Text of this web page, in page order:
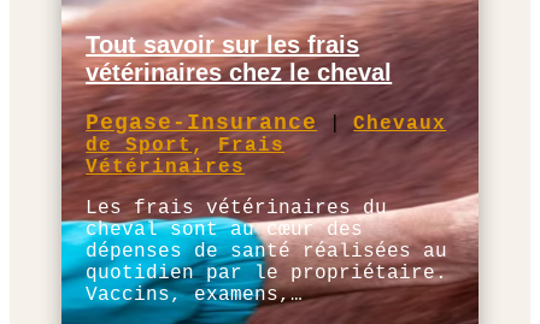
Tout savoir sur les frais
vétérinaires chez le cheval
Pegase-Insurance
Chevaux
de Sport,Frais
Vétérinaires
Les frais vétérinaires du
cheval sont au cœur des
dépenses de santé réalisées au
quotidien par le propriétaire.
Vaccins, examens,…